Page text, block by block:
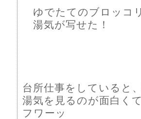
ゆでたてのブロッコ
湯気が写せた！
台所仕事をしていると
湯気を見るのが面白く
フワーッ